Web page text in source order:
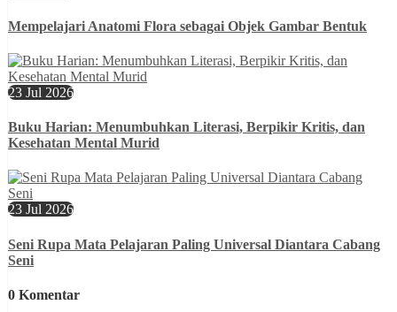
Mempelajari Anatomi Flora sebagai Objek Gambar Bentuk
23 Jul 2026
Buku Harian: Menumbuhkan Literasi, Berpikir Kritis, dan
Kesehatan Mental Murid
23 Jul 2026
Seni Rupa Mata Pelajaran Paling Universal Diantara Cabang
Seni
0 Komentar